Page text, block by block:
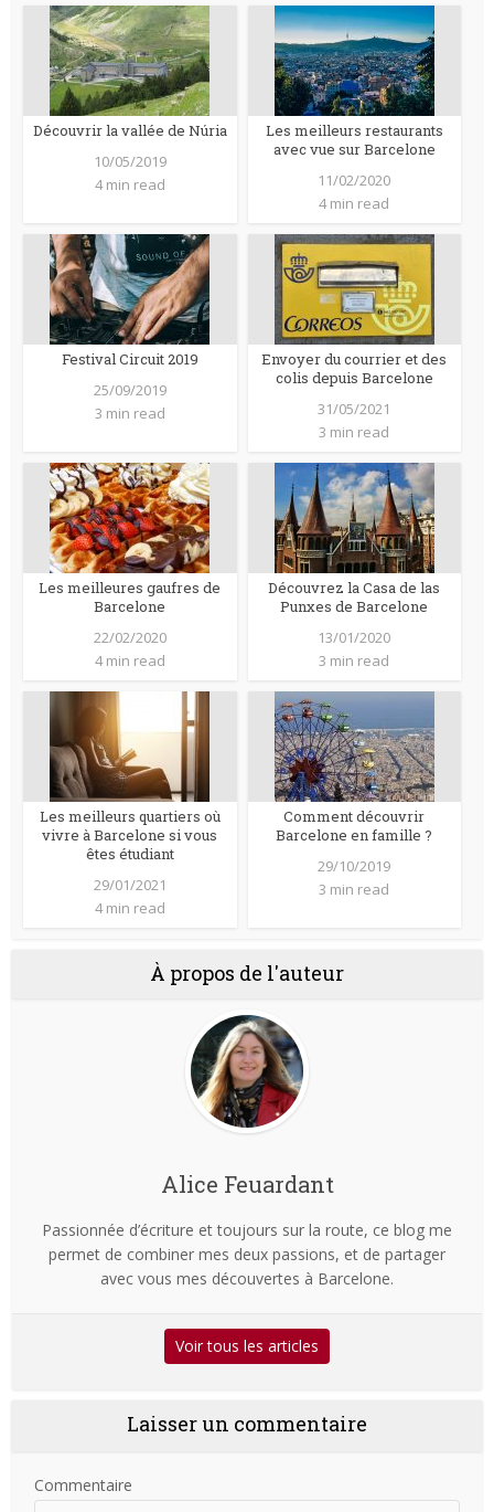
Découvrir la vallée de Núria
10/05/2019
4 min read
Les meilleurs restaurants
avec vue sur Barcelone
11/02/2020
4 min read
Festival Circuit 2019
25/09/2019
3 min read
Envoyer du courrier et des
colis depuis Barcelone
31/05/2021
3 min read
Les meilleures gaufres de
Barcelone
22/02/2020
4 min read
Découvrez la Casa de las
Punxes de Barcelone
13/01/2020
3 min read
Les meilleurs quartiers où
vivre à Barcelone si vous
êtes étudiant
29/01/2021
4 min read
Comment découvrir
Barcelone en famille ?
29/10/2019
3 min read
À propos de l'auteur
Alice Feuardant
Passionnée d’écriture et toujours sur la route, ce blog me
permet de combiner mes deux passions, et de partager
avec vous mes découvertes à Barcelone.
Voir tous les articles
Laisser un commentaire
Commentaire